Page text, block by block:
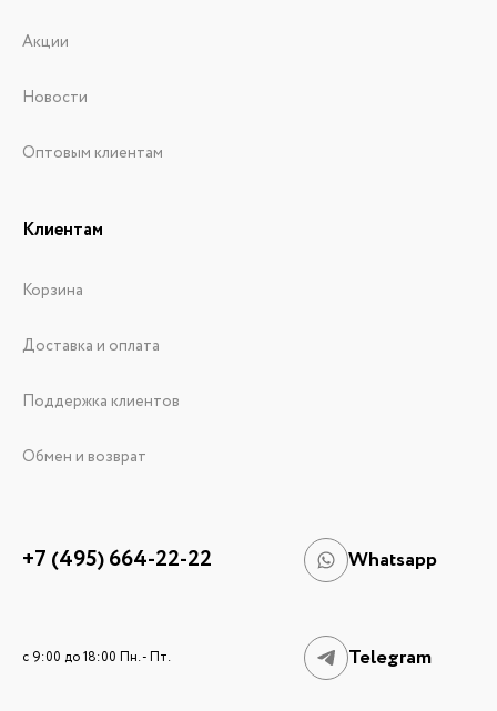
Акции
Новости
Оптовым клиентам
Клиентам
Корзина
Доставка и оплата
Поддержка клиентов
Обмен и возврат
+7 (495) 664-22-22 Whatsapp
c 9:00 до 18:00 Пн. - Пт. Telegram